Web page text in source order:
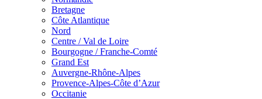
Bretagne
Côte Atlantique
Nord
Centre / Val de Loire
Bourgogne / Franche-Comté
Grand Est
Auvergne-Rhône-Alpes
Provence-Alpes-Côte d’Azur
Occitanie